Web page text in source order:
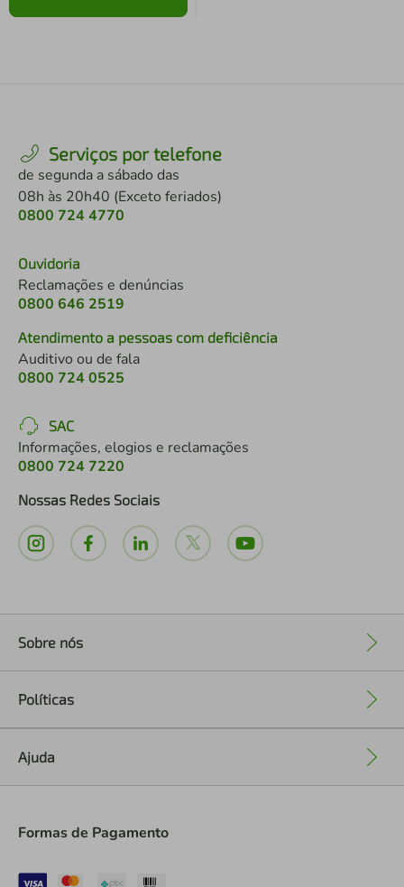
Serviços por telefone
de segunda a sábado das
08h às 20h40 (Exceto feriados)
0800 724 4770
Ouvidoria
Reclamações e denúncias
0800 646 2519
Atendimento a pessoas com deficiência
Auditivo ou de fala
0800 724 0525
SAC
Informações, elogios e reclamações
0800 724 7220
Nossas Redes Sociais
Sobre nós
Políticas
Ajuda
Formas de Pagamento